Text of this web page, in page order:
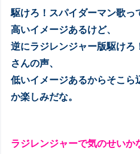
駆けろ！スパイダーマン歌っ
高いイメージあるけど、
逆にラジレンジャー版駆けろ
さんの声、
低いイメージあるからそこら
か楽しみだな。
ラジレンジャーで気のせいか